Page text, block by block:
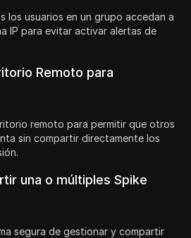
los usuarios en un grupo accedan a
IP para evitar activar alertas de
Remoto para
remoto para permitir que otros
sin compartir directamente los
una o múltiples Spike
segura de gestionar y compartir